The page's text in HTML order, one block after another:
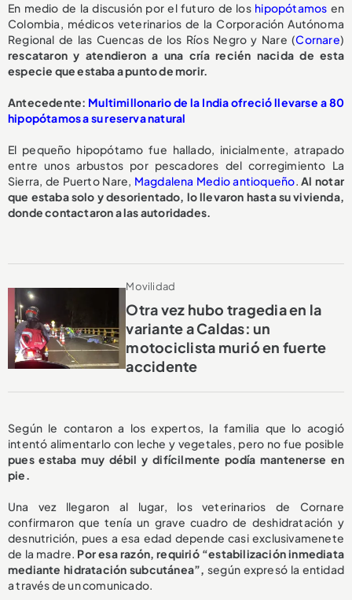
En medio de la discusión por el futuro de los hipopótamos en
Colombia, médicos veterinarios de la Corporación Autónoma
Regional de las Cuencas de los Ríos Negro y Nare (Cornare)
rescataron y atendieron a una cría recién nacida de esta
especie que estaba a punto de morir.
Antecedente: Multimillonario de la India ofreció llevarse a 80
hipopótamos a su reserva natural
El pequeño hipopótamo fue hallado, inicialmente, atrapado
entre unos arbustos por pescadores del corregimiento La
Sierra, de Puerto Nare, Magdalena Medio antioqueño.Al notar
que estaba solo y desorientado, lo llevaron hasta su vivienda,
donde contactaron a las autoridades.
Movilidad
Otra vez hubo tragedia en la
variante a Caldas: un
motociclista murió en fuerte
accidente
Según le contaron a los expertos, la familia que lo acogió
intentó alimentarlo con leche y vegetales, pero no fue posible
pues estaba muy débil y difícilmente podía mantenerse en
pie.
Una vez llegaron al lugar, los veterinarios de Cornare
confirmaron que tenía un grave cuadro de deshidratación y
desnutrición, pues a esa edad depende casi exclusivamenete
de la madre. Por esa razón, requirió “estabilización inmediata
mediante hidratación subcutánea”, según expresó la entidad
a través de un comunicado.